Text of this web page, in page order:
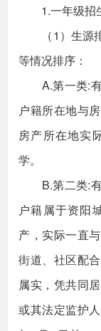
1.一年级招
（1）生源排
等情况排序：
A.第一类:有
户籍所在地与
房产所在地实
学。
B.第二类:有
户籍属于资阳
产，实际一直
街道、社区配
属实，凭共同
或其法定监护